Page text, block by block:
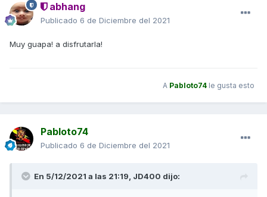
abhang
Publicado 6 de Diciembre del 2021
Muy guapa! a disfrutarla!
A Pabloto74 le gusta esto
Pabloto74
Publicado 6 de Diciembre del 2021
En 5/12/2021 a las 21:19, JD400 dijo: